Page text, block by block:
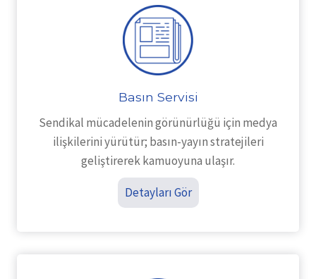
Basın Servisi
Sendikal mücadelenin görünürlüğü için medya
ilişkilerini yürütür; basın-yayın stratejileri
geliştirerek kamuoyuna ulaşır.
Detayları Gör